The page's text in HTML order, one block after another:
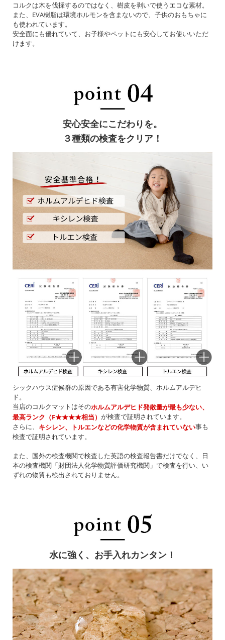
コルクは木を伐採するのではなく、樹皮を剥いで使うエコな素材。
また、EVA樹脂は環境ホルモンを含まないので、子供のおもちゃに
も使われています。
安全面にも優れていて、お子様やペットにも安心してお使いいただ
けます。
安心安全にこだわりを。
３種類の検査をクリア！
シックハウス症候群の原因である有害化学物質、ホルムアルデヒ
ド。
当店のコルクマットはそのホルムアルデヒド発散量が最も少ない、
最高ランク（F★★★★相当） が検査で証明されています。
さらに、 キシレン、トルエンなどの化学物質が含まれていない事も
検査で証明されています。
また、国外の検査機関で検査した英語の検査報告書だけでなく、日
本の検査機関「財団法人化学物質評価研究機関」で検査を行い、い
ずれの物質も検出されておりません。
水に強く、お手入れカンタン！